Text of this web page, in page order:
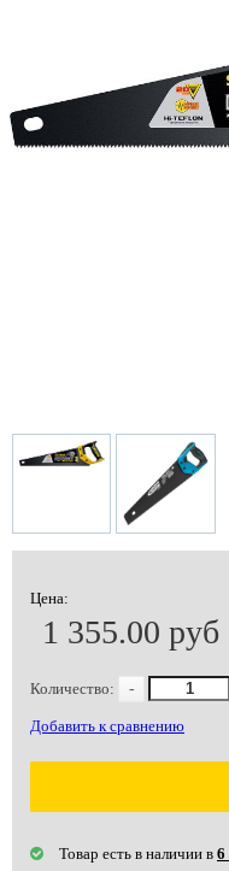
Цена:
1 355.00 руб
Количество: -
Добавить к сравнению
Товар есть в наличии в 6